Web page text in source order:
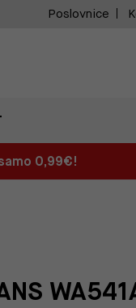
Poslovnice
0,99€!